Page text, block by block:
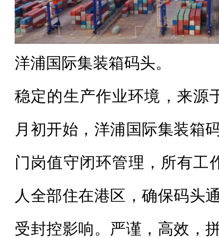
洋浦国际集装箱码头。
稳定的生产作业环境，来源
月初开始，洋浦国际集装箱
门岗值守闭环管理，所有工
人全部住在港区，确保码头
受封控影响。严谨，高效